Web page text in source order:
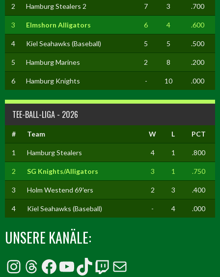
2 Hamburg Stealers 2 7 3 .700
3 Elmshorn Alligators 6 4 .600
4 Kiel Seahawks (Baseball) 5 5 .500
5 Hamburg Marines 2 8 .200
6 Hamburg Knights - 10 .000
TEE-BALL-LIGA - 2026
# Team W L PCT
1 Hamburg Stealers 4 1 .800
2 SG Knights/Alligators 3 1 .750
3 Holm Westend 69'ers 2 3 .400
4 Kiel Seahawks (Baseball) - 4 .000
UNSERE KANÄLE:
Instagram
Threads
Facebook
YouTube
TikTok
Twitch
E-Mail